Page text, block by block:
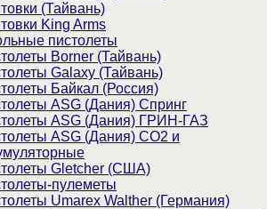
(Тайвань)
King Arms
пистолеты
Borner (Тайвань)
Galaxy (Тайвань)
Байкал (Россия)
ASG (Дания) Спринг
ASG (Дания) ГРИН-ГАЗ
ASG (Дания) CO2 и
Gletcher (США)
пулеметы
Umarex Walther (Германия)